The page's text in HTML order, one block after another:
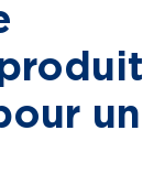
un